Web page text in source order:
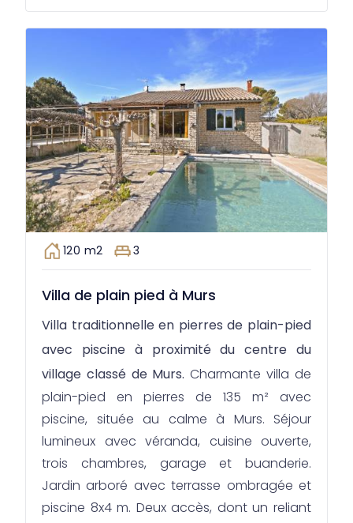
120 m2 3
Villa de plain pied à Murs
Villa traditionnelle en pierres de plain-pied
avec piscine à proximité du centre du
village classé de Murs. Charmante villa de
plain-pied en pierres de 135 m² avec
piscine, située au calme à Murs. Séjour
lumineux avec véranda, cuisine ouverte,
trois chambres, garage et buanderie.
Jardin arboré avec terrasse ombragée et
piscine 8x4 m. Deux accès, dont un reliant